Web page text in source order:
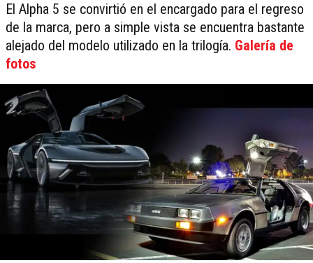
El Alpha 5 se convirtió en el encargado para el regreso
de la marca, pero a simple vista se encuentra bastante
alejado del modelo utilizado en la trilogía. Galería de
fotos